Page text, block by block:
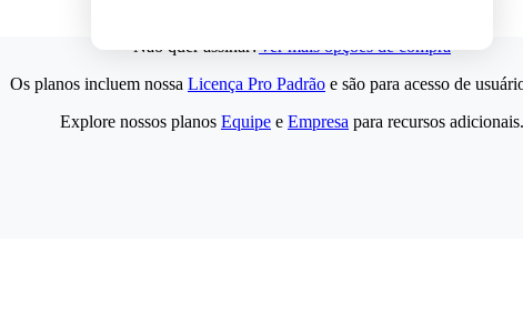
Não quer assinar?Ver mais opções de compra
Os planos incluem nossa Licença Pro Padrão e são para acesso de
Explore nossos planos Equipe e Empresa para recursos adicionais.